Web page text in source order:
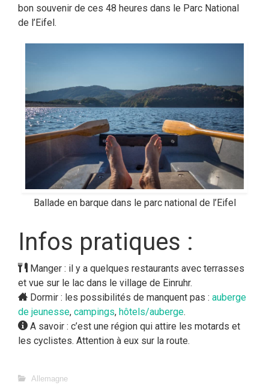
bon souvenir de ces 48 heures dans le Parc National
de l’Eifel.
Ballade en barque dans le parc national de l’Eifel
Infos pratiques :
Manger : il y a quelques restaurants avec terrasses
et vue sur le lac dans le village de Einruhr.
Dormir : les possibilités de manquent pas : auberge
de jeunesse, campings, hôtels/auberge.
A savoir : c’est une région qui attire les motards et
les cyclistes. Attention à eux sur la route.
Allemagne